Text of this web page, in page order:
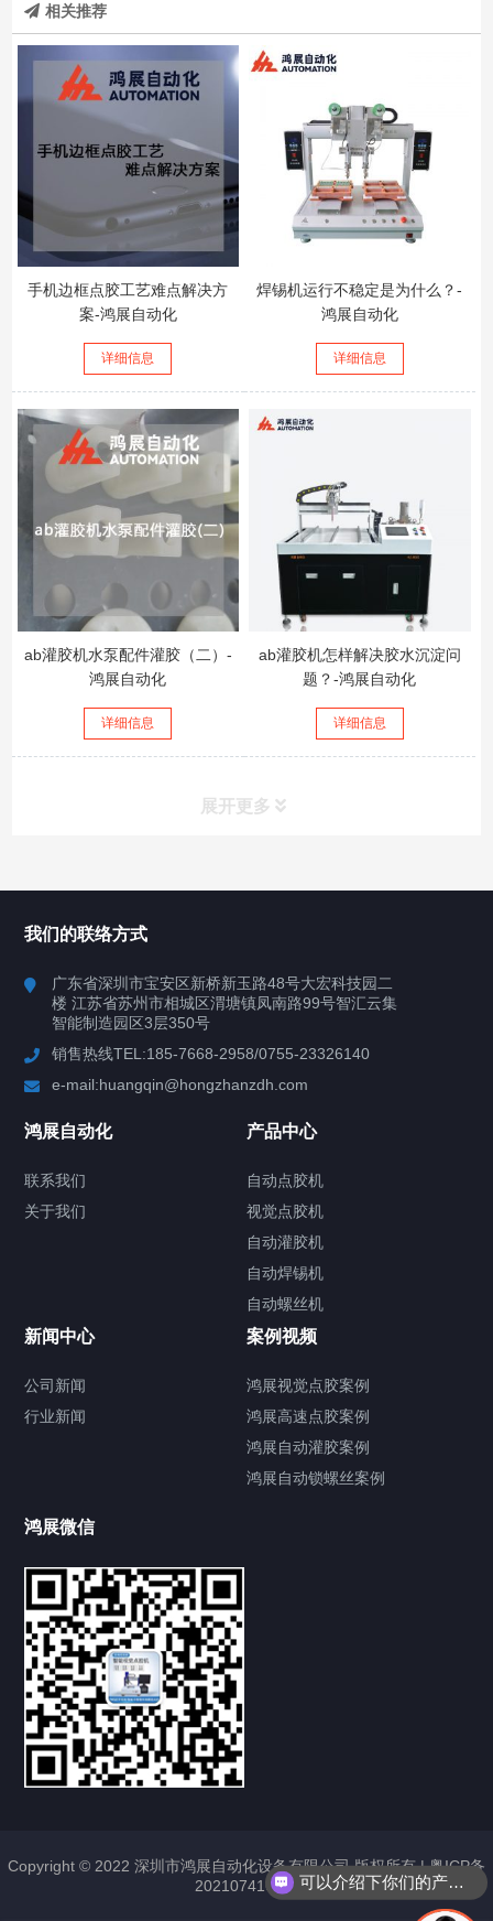
相关推荐
手机边框点胶工艺难点解决方
案-鸿展自动化
详细信息
焊锡机运行不稳定是为什么？-
鸿展自动化
详细信息
ab灌胶机水泵配件灌胶（二）-
鸿展自动化
详细信息
ab灌胶机怎样解决胶水沉淀问
题？-鸿展自动化
详细信息
展开更多
案例视频
联系我们
关于我们
提交您的需求，获取产品资料与报价
亦可拨打我们的24小时服务咨询热线
185-7668-2958
我们的联络方式
广东省深圳市宝安区新桥新玉路48号大宏科技园二
楼 江苏省苏州市相城区渭塘镇凤南路99号智汇云集
智能制造园区3层350号
销售热线TEL:185-7668-2958/0755-23326140
e-mail:huangqin@hongzhanzdh.com
鸿展自动化
联系我们
关于我们
产品中心
自动点胶机
视觉点胶机
自动灌胶机
自动焊锡机
自动螺丝机
新闻中心
公司新闻
行业新闻
案例视频
鸿展视觉点胶案例
鸿展高速点胶案例
鸿展自动灌胶案例
鸿展自动锁螺丝案例
鸿展微信
Copyright © 2022 深圳市鸿展自动化设备有限公司 版权所有 |粤ICP备
2021074163号
可以介绍下你们的产品么？